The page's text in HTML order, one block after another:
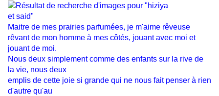
Maitre de mes prairies parfumées, je m'aime rêveuse
rêvant de mon homme à mes côtés, jouant avec moi et
jouant de moi.
Nous deux simplement comme des enfants sur la rive de
la vie, nous deux
emplis de cette joie si grande qui ne nous fait penser à rien
d'autre qu'au